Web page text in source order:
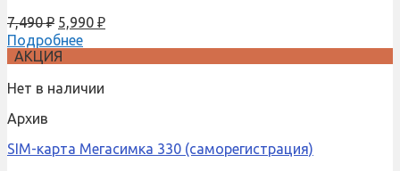
7,490₽ 5,990 ₽
Подробнее
АКЦИЯ
Нет в наличии
Архив
SIM-карта Мегасимка 330 (саморегистрация)